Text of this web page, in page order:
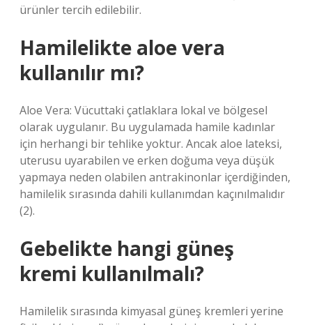
ürünler tercih edilebilir.
Hamilelikte aloe vera
kullanılır mı?
Aloe Vera: Vücuttaki çatlaklara lokal ve bölgesel
olarak uygulanır. Bu uygulamada hamile kadınlar
için herhangi bir tehlike yoktur. Ancak aloe lateksi,
uterusu uyarabilen ve erken doğuma veya düşük
yapmaya neden olabilen antrakinonlar içerdiğinden,
hamilelik sırasında dahili kullanımdan kaçınılmalıdır
(2).
Gebelikte hangi güneş
kremi kullanılmalı?
Hamilelik sırasında kimyasal güneş kremleri yerine